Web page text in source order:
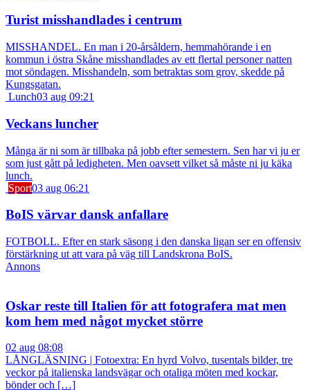
Turist misshandlades i centrum
MISSHANDEL. En man i 20-årsåldern, hemmahörande i en
kommun i östra Skåne misshandlades av ett flertal personer natten
mot söndagen. Misshandeln, som betraktas som grov, skedde på
Kungsgatan.
Lunch03 aug 09:21
Veckans luncher
Många är ni som är tillbaka på jobb efter semestern. Sen har vi ju er
som just gått på ledigheten. Men oavsett vilket så måste ni ju käka
lunch.
Sport03 aug 06:21
BoIS värvar dansk anfallare
FOTBOLL. Efter en stark säsong i den danska ligan ser en offensiv
förstärkning ut att vara på väg till Landskrona BoIS.
Annons
Oskar reste till Italien för att fotografera mat men
kom hem med något mycket större
02 aug 08:08
LÅNGLÄSNING | Fotoextra: En hyrd Volvo, tusentals bilder, tre
veckor på italienska landsvägar och otaliga möten med kockar,
bönder och […]